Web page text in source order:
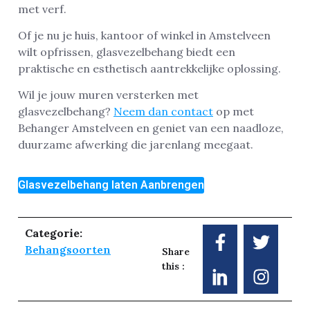
met verf.
Of je nu je huis, kantoor of winkel in Amstelveen
wilt opfrissen, glasvezelbehang biedt een
praktische en esthetisch aantrekkelijke oplossing.
Wil je jouw muren versterken met
glasvezelbehang? Neem dan contact op met
Behanger Amstelveen en geniet van een naadloze,
duurzame afwerking die jarenlang meegaat.
Glasvezelbehang laten Aanbrengen
Categorie:
Behangsoorten
Share
this :